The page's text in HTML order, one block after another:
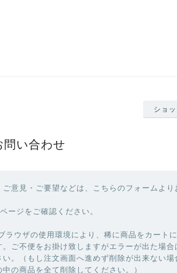
ショ
問い合わせ
意見・ご要望などは、こちらのフォームより
ージをご確認ください。
ラウザの使用環境により、稀に商品をカート
ご不便をお掛け致しますがエラーが出た場合
。（もし注文画面へ進めず削除が出来ない場
の商品を全て削除してください。）